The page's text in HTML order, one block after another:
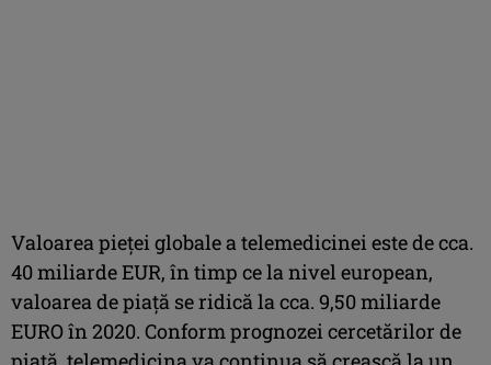
Valoarea pieței globale a telemedicinei este de cca.
40 miliarde EUR, în timp ce la nivel european,
valoarea de piață se ridică la cca. 9,50 miliarde
EURO în 2020. Conform prognozei cercetărilor de